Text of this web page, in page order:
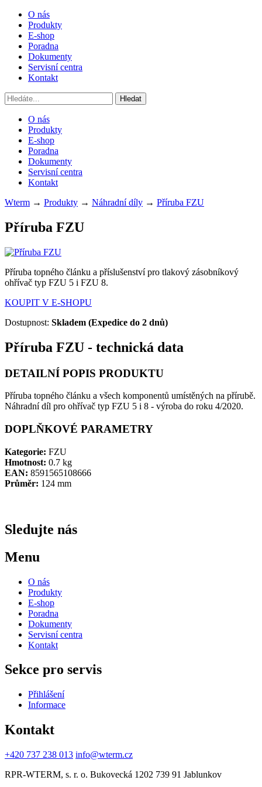
O nás
Produkty
E-shop
Poradna
Dokumenty
Servisní centra
Kontakt
O nás
Produkty
E-shop
Poradna
Dokumenty
Servisní centra
Kontakt
Wterm → Produkty → Náhradní díly → Příruba FZU
Příruba FZU
Příruba topného článku a příslušenství pro tlakový zásobníkový
ohřívač typ FZU 5 i FZU 8.
KOUPIT V E-SHOPU
Dostupnost: Skladem (Expedice do 2 dnů)
Příruba FZU - technická data
DETAILNÍ POPIS PRODUKTU
Příruba topného článku a všech komponentů umístěných na přírubě.
Náhradní díl pro ohřívač typ FZU 5 i 8 - výroba do roku 4/2020.
DOPLŇKOVÉ PARAMETRY
Kategorie: FZU
Hmotnost: 0.7 kg
EAN: 8591565108666
Průměr: 124 mm
Sledujte nás
Menu
O nás
Produkty
E-shop
Poradna
Dokumenty
Servisní centra
Kontakt
Sekce pro servis
Přihlášení
Informace
Kontakt
+420 737 238 013 info@wterm.cz
RPR-WTERM, s. r. o. Bukovecká 1202 739 91 Jablunkov